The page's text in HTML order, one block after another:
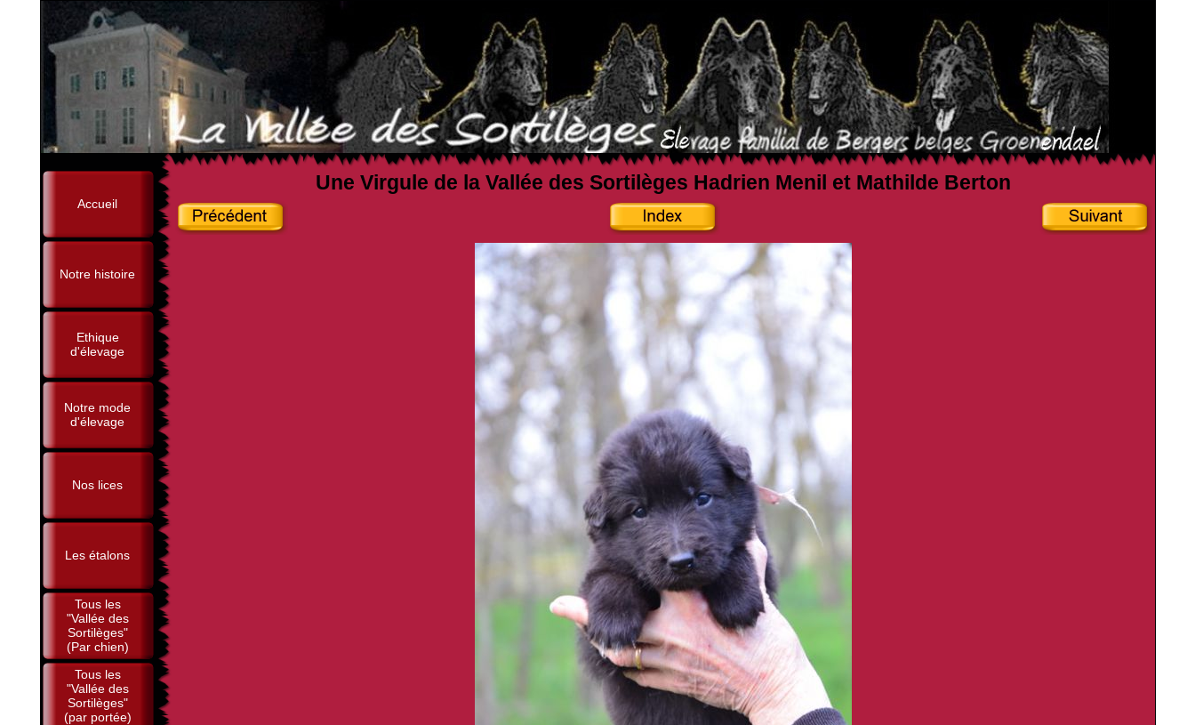
Accueil
Notre histoire
Ethique
d'élevage
Notre mode
d'élevage
Nos lices
Les étalons
Tous les
"Vallée des
Sortilèges"
(Par chien)
Tous les
"Vallée des
Sortilèges"
(par portée)
Une Virgule de la Vallée des Sortilèges Hadrien Menil et Mathilde Berton